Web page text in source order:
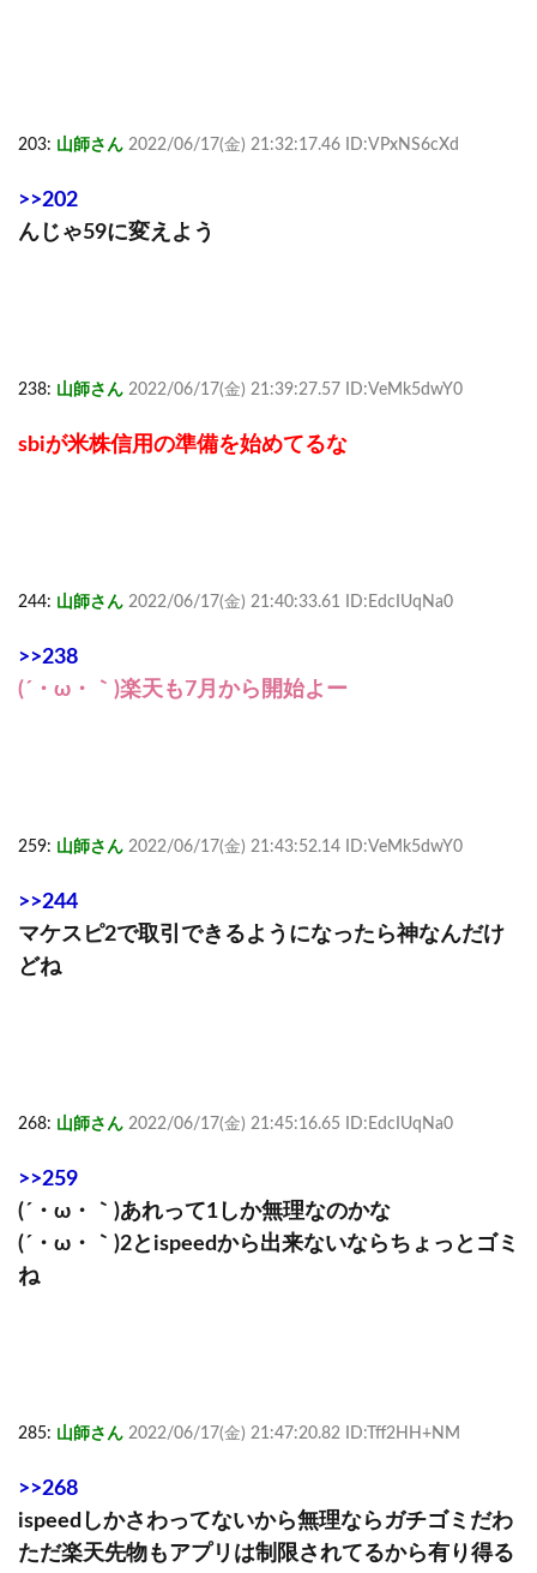
203: 山師さん 2022/06/17(金) 21:32:17.46 ID:VPxNS6cXd
>>202
んじゃ59に変えよう
238: 山師さん 2022/06/17(金) 21:39:27.57 ID:VeMk5dwY0
sbiが米株信用の準備を始めてるな
244: 山師さん 2022/06/17(金) 21:40:33.61 ID:EdcIUqNa0
>>238
(´・ω・｀)楽天も7月から開始よー
259: 山師さん 2022/06/17(金) 21:43:52.14 ID:VeMk5dwY0
>>244
マケスピ2で取引できるようになったら神なんだけ
どね
268: 山師さん 2022/06/17(金) 21:45:16.65 ID:EdcIUqNa0
>>259
(´・ω・｀)あれって1しか無理なのかな
(´・ω・｀)2とispeedから出来ないならちょっとゴミ
ね
285: 山師さん 2022/06/17(金) 21:47:20.82 ID:Tff2HH+NM
>>268
ispeedしかさわってないから無理ならガチゴミだわ
ただ楽天先物もアプリは制限されてるから有り得る